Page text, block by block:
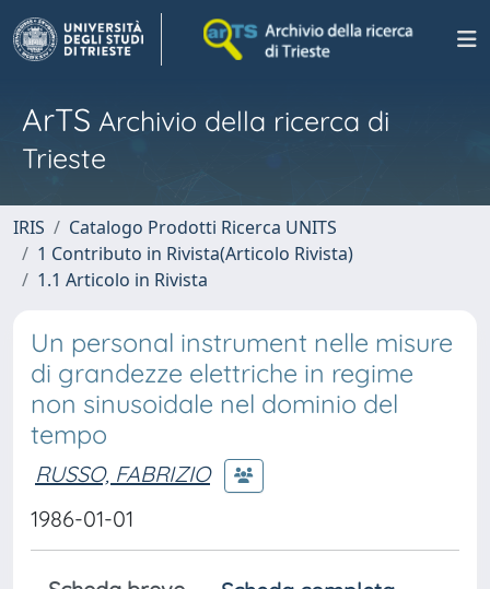
ArTS Archivio della ricerca di
Trieste
IRIS
Catalogo Prodotti Ricerca UNITS
1 Contributo in Rivista(Articolo Rivista)
1.1 Articolo in Rivista
Un personal instrument nelle misure
di grandezze elettriche in regime
non sinusoidale nel dominio del
tempo
RUSSO, FABRIZIO
1986-01-01